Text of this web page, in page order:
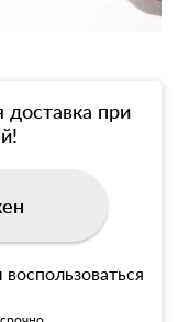
доставка при
воспользоваться